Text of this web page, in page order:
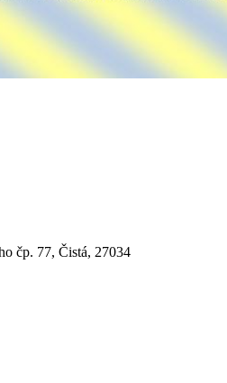
čp. 77, Čistá, 27034